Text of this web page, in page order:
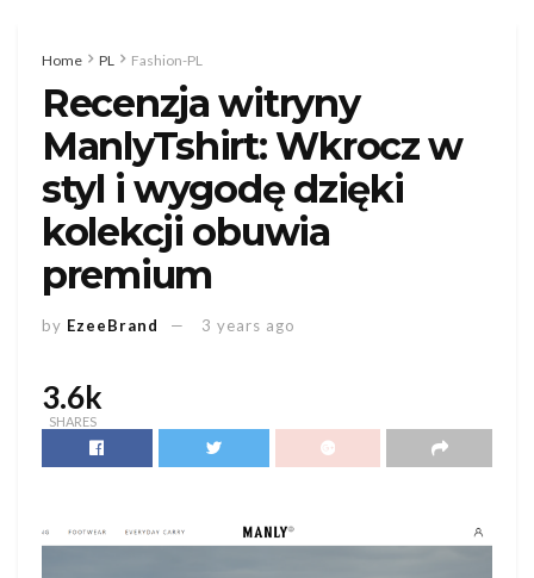
Home PL Fashion-PL
Recenzja witryny
ManlyTshirt: Wkrocz w
styl i wygodę dzięki
kolekcji obuwia
premium
by EzeeBrand 3 years ago
3.6k
SHARES